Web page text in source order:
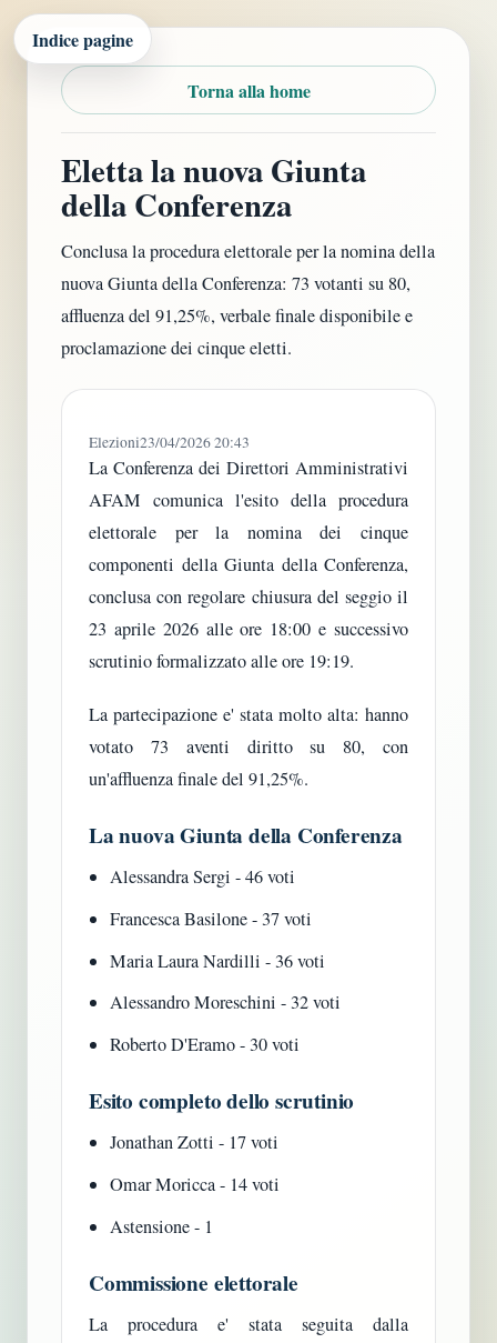
Indice pagine
Torna alla home
Eletta la nuova Giunta
della Conferenza
Conclusa la procedura elettorale per la nomina della
nuova Giunta della Conferenza: 73 votanti su 80,
affluenza del 91,25%, verbale finale disponibile e
proclamazione dei cinque eletti.
Elezioni23/04/2026 20:43
La Conferenza dei Direttori Amministrativi
AFAM comunica l'esito della procedura
elettorale per la nomina dei cinque
componenti della Giunta della Conferenza,
conclusa con regolare chiusura del seggio il
23 aprile 2026 alle ore 18:00 e successivo
scrutinio formalizzato alle ore 19:19.
La partecipazione e' stata molto alta: hanno
votato 73 aventi diritto su 80, con
un'affluenza finale del 91,25%.
La nuova Giunta della Conferenza
Alessandra Sergi - 46 voti
Francesca Basilone - 37 voti
Maria Laura Nardilli - 36 voti
Alessandro Moreschini - 32 voti
Roberto D'Eramo - 30 voti
Esito completo dello scrutinio
Jonathan Zotti - 17 voti
Omar Moricca - 14 voti
Astensione - 1
Commissione elettorale
La procedura e' stata seguita dalla